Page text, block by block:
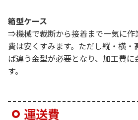
箱型ケース
⇒機械で裁断から接着まで一気に作
費は安くすみます。ただし縦・横
ば違う金型が必要となり、加工費に
す。
運送費